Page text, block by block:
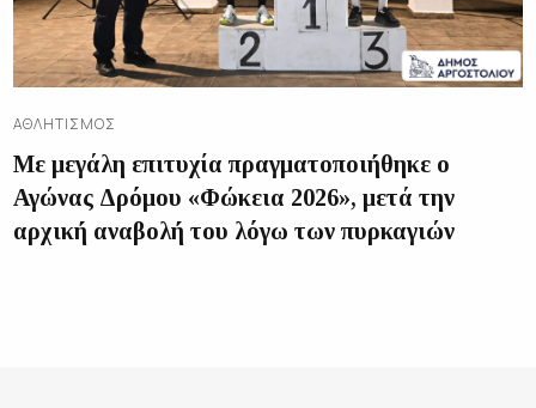
ΑΘΛΗΤΙΣΜΌΣ
Με μεγάλη επιτυχία πραγματοποιήθηκε ο
Αγώνας Δρόμου «Φώκεια 2026», μετά την
αρχική αναβολή του λόγω των πυρκαγιών